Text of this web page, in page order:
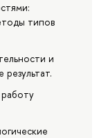
типов
и